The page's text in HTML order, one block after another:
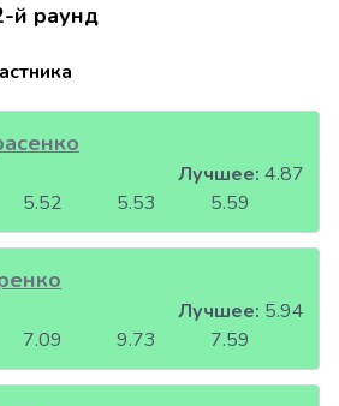
й раунд
5.52 5.53 5.59
Лучшее: 4.87
7.09 9.73 7.59
Лучшее: 5.94